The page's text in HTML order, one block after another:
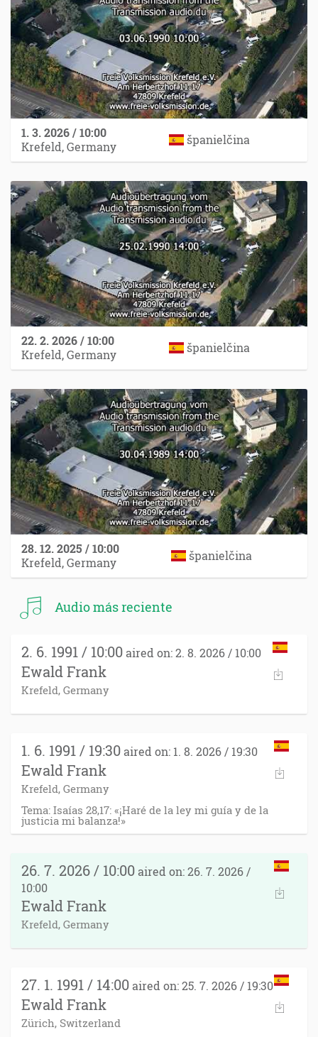
1. 3. 2026 / 10:00
Krefeld, Germany
španielčina
22. 2. 2026 / 10:00
Krefeld, Germany
španielčina
28. 12. 2025 / 10:00
Krefeld, Germany
španielčina
Audio más reciente
2. 6. 1991 / 10:00 aired on: 2. 8. 2026 / 10:00
Ewald Frank
Krefeld, Germany
1. 6. 1991 / 19:30 aired on: 1. 8. 2026 / 19:30
Ewald Frank
Krefeld, Germany
Tema: Isaías 28,17: «¡Haré de la ley mi guía y de la
justicia mi balanza!»
26. 7. 2026 / 10:00 aired on: 26. 7. 2026 /
10:00
Ewald Frank
Krefeld, Germany
27. 1. 1991 / 14:00 aired on: 25. 7. 2026 / 19:30
Ewald Frank
Zürich, Switzerland